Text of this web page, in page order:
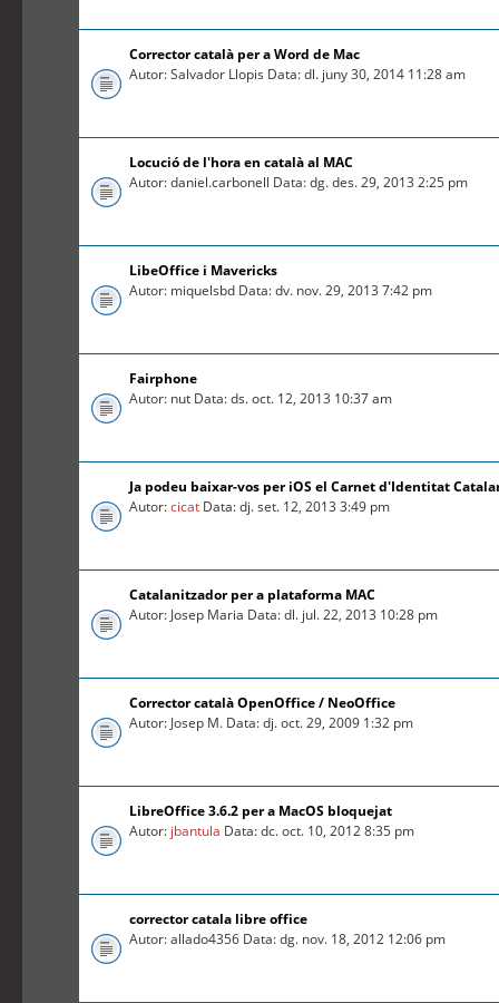
Corrector català per a Word de Mac
Autor: Salvador Llopis Data: dl. juny 30, 2014 11:28 am
Locució de l'hora en català al MAC
Autor: daniel.carbonell Data: dg. des. 29, 2013 2:25 pm
LibeOffice i Mavericks
Autor: miquelsbd Data: dv. nov. 29, 2013 7:42 pm
Fairphone
Autor: nut Data: ds. oct. 12, 2013 10:37 am
Ja podeu baixar-vos per iOS el Carnet d'Identitat
Autor:cicat Data: dj. set. 12, 2013 3:49 pm
Catalanitzador per a plataforma MAC
Autor: Josep Maria Data: dl. jul. 22, 2013 10:28 pm
Corrector català OpenOffice / NeoOffice
Autor: Josep M. Data: dj. oct. 29, 2009 1:32 pm
LibreOffice 3.6.2 per a MacOS bloquejat
Autor: jbantula Data: dc. oct. 10, 2012 8:35 pm
corrector catala libre office
Autor: allado4356 Data: dg. nov. 18, 2012 12:06 pm